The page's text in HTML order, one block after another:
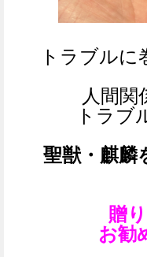
トラブル
人間関
トラブ
聖獣・麒麟
贈
お勧